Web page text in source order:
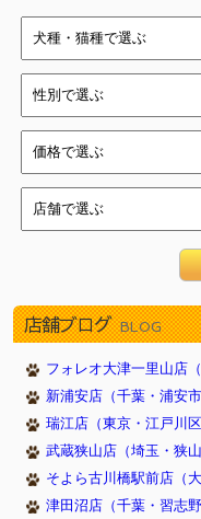
2018/04/22一足お先に
2017/11/07
2017/11/03☆わんわんフ
11/1『犬の
2017/08/24１５周年祭×
2017/05/18イオン新浦
2017/05/055月4日から7
す 豊明店
2017/05/04ＧＷフェア開
2017/04/13さくら祭（新
2017/03/27スプリングフ
2017/03/17☆新生活応援
店舗ブログ BLOG
フォレオ大津一里山店
新浦安店（千葉・浦安市
瑞江店（東京・江戸川区
武蔵狭山店（埼玉・狭山
そよら古川橋駅前店（
津田沼店（千葉・習志野